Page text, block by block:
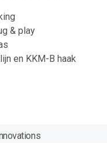
& play
en KKM-B haak